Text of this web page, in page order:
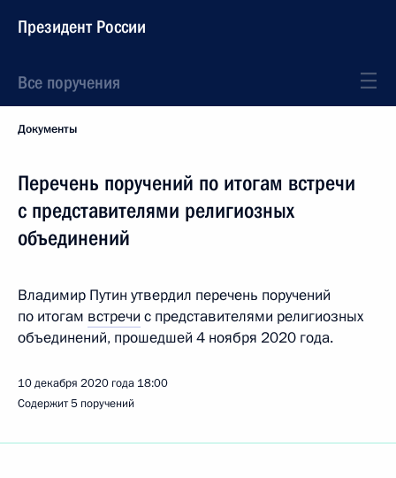
Президент России
Все поручения
Документы
Перечень поручений по итогам встречи
с представителями религиозных
объединений
Владимир Путин утвердил перечень поручений
по итогам встречи с представителями религиозных
объединений, прошедшей 4 ноября 2020 года.
10 декабря 2020 года 18:00
Содержит 5 поручений